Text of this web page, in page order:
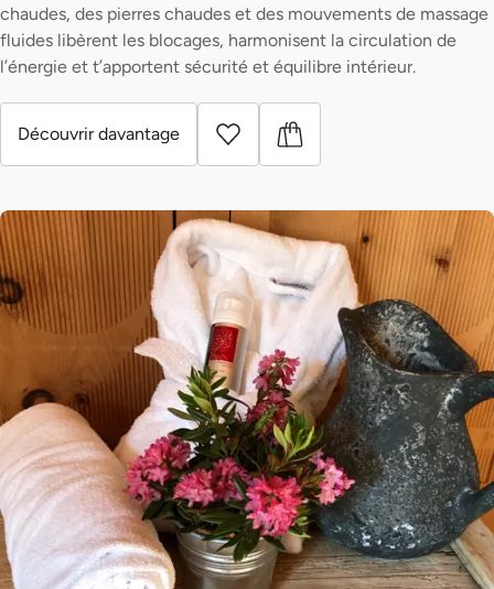
chaudes, des pierres chaudes et des mouvements de massage
fluides libèrent les blocages, harmonisent la circulation de
l’énergie et t’apportent sécurité et équilibre intérieur.
Découvrir davantage